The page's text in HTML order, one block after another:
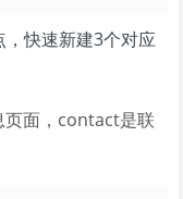
快速新建3个对应
面，contact是联